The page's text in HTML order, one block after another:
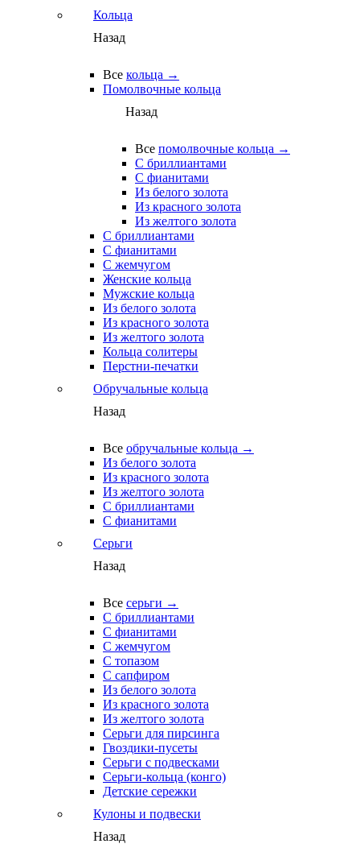
Кольца
Назад
Все кольца →
Помолвочные кольца
Назад
Все помолвочные кольца →
С бриллиантами
С фианитами
Из белого золота
Из красного золота
Из желтого золота
С бриллиантами
С фианитами
С жемчугом
Женские кольца
Мужские кольца
Из белого золота
Из красного золота
Из желтого золота
Кольца солитеры
Перстни-печатки
Обручальные кольца
Назад
Все обручальные кольца →
Из белого золота
Из красного золота
Из желтого золота
С бриллиантами
С фианитами
Серьги
Назад
Все серьги →
С бриллиантами
С фианитами
С жемчугом
С топазом
С сапфиром
Из белого золота
Из красного золота
Из желтого золота
Серьги для пирсинга
Гвоздики-пусеты
Серьги с подвесками
Серьги-кольца (конго)
Детские сережки
Кулоны и подвески
Назад